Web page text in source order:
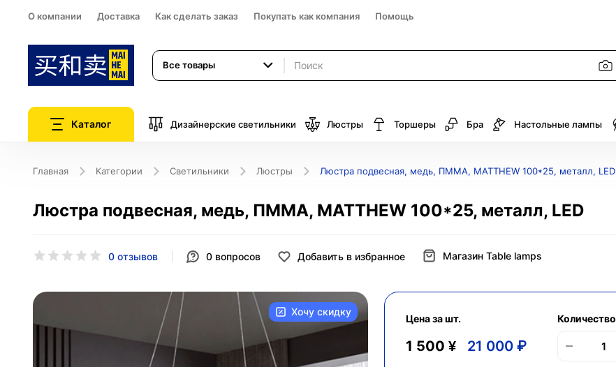
О компании Доставка Как сделать заказ Покупать как компания Помощь
Все товары
Каталог Дизайнерские светильники Люстры Торшеры Бра Настольные лампы
Главная Категории Светильники Люстры Люстра подвесная, медь, ПММА, MATTHEW 100*25, металл, LED
Люстра подвесная, медь, ПММА, MATTHEW 100*25, металл, LED
0 отзывов 0 вопросов Добавить в избранное Магазин Table lamps
Хочу скидку
Цена за шт.
1 500 ¥ 21 000 ₽
Количество